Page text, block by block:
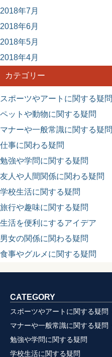
2018年7月
2018年6月
2018年5月
2018年4月
カテゴリー
スポーツやアートに関する疑問
ペットや動物に関する疑問
マナーや一般常識に関する疑問
仕事に関わる疑問
勉強や学問に関する疑問
友人や人間関係に関わる疑問
学校生活に関する疑問
旅行や趣味に関する疑問
生活を便利にするアイデア
男女の関係に関わる疑問
食事やグルメに関する疑問
CATEGORY
スポーツやアートに関する疑問
マナーや一般常識に関する疑問
勉強や学問に関する疑問
学校生活に関する疑問